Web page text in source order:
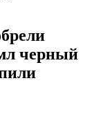
черный